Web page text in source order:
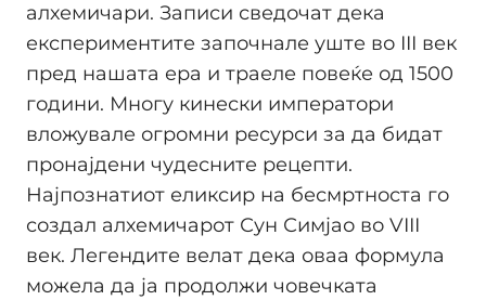
алхемичари. Записи сведочат дека
експериментите започнале уште во III век
пред нашата ера и траеле повеќе од 1500
години. Многу кинески императори
вложувале огромни ресурси за да бидат
пронајдени чудесните рецепти.
Најпознатиот еликсир на бесмртноста го
создал алхемичарот Сун Симјао во VIII
век. Легендите велат дека оваа формула
можела да ја продолжи човечката